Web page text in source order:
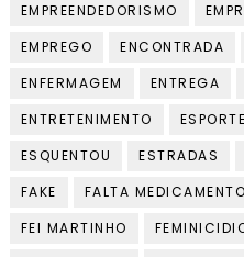
EMPREENDEDORISMO
EMPREGO
ENCONTRADA
ENFERMAGEM
ENTREGA
ENTRETENIMENTO
ESPORTE
ESQUENTOU
ESTRADAS
FAKE
FALTA
FEI MARTINHO